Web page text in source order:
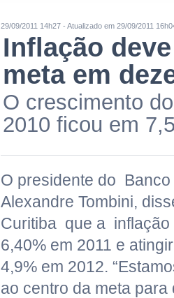
29/09/2011 14h27 - Atualizado em 29/09/2011
Inflação
meta em
O crescimento
2010 ficou em
O presidente do
Alexandre Tombini,
Curitiba que a inflação
6,40% em 2011 e
4,9% em 2012.
ao centro da meta para